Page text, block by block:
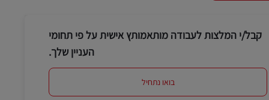
קבל/י המלצות לעבודה מותאמותץ אישית על פי תחומי
העניין שלך.
בואו נתחיל